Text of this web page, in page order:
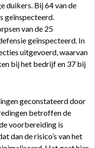
duikers. Bij 64 van de
geïnspecteerd.
van de 25
geïnspecteerd. In
uitgevoerd, waarvan
bij het bedrijf en 37 bij
geconstateerd door
betroffen de
voorbereiding is
dan de risico’s van het